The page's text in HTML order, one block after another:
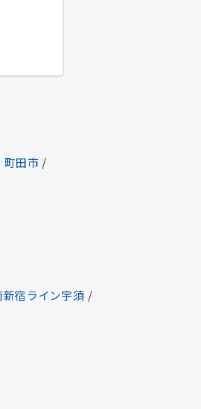
町田市 /
新宿ライン宇須 /